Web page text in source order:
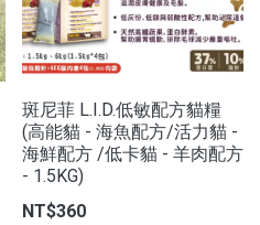
斑尼菲 L.I.D.低敏配方貓糧
(高能貓 - 海魚配方/活力貓 -
海鮮配方 /低卡貓 - 羊肉配方
- 1.5KG)
NT$360